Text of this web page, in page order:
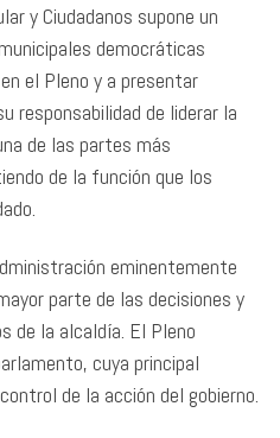
y Ciudadanos supone un
democráticas
el Pleno y a presentar
responsabilidad de liderar la
de las partes más
de la función que los
eminentemente
parte de las decisiones y
de la alcaldía. El Pleno
cuya principal
de la acción del gobierno.